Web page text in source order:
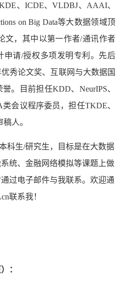
、ICDE、VLDBJ、AAAI、
on Big Data等大数据领域顶
文，其中以第一作者/通讯作者
申请/授权多项发明专利。先后
秀论文奖、互联网与大数据国
。目前担任KDD、NeurIPS、
会议程序委员，担任TKDE、
人。
科生/研究生，目标是在大数据
统、金融网络模拟等课题上做
过电子邮件与我联系。欢迎通
联系我！
：